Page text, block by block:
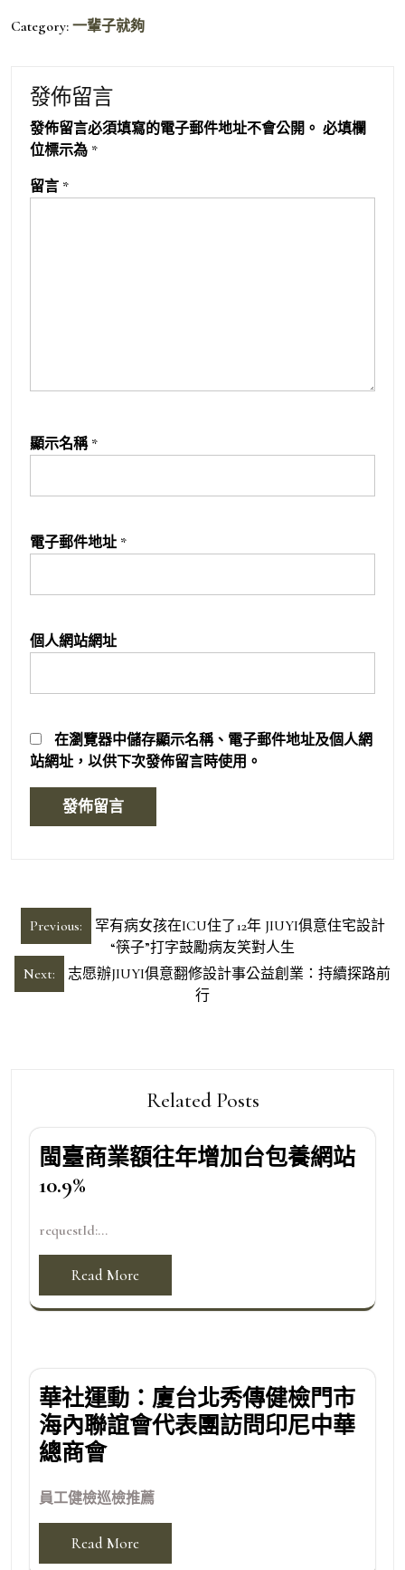
Category: 一輩子就夠
發佈留言
發佈留言必須填寫的電子郵件地址不會公開。 必填欄
位標示為 *
留言 *
顯示名稱 *
電子郵件地址 *
個人網站網址
在瀏覽器中儲存顯示名稱、電子郵件地址及個人網
站網址，以供下次發佈留言時使用。
文
章
導
Previous:
罕有病女孩在ICU住了12年 JIUYI俱意住宅設計
“筷子”打字鼓勵病友笑對人生
Next:
志愿辦JIUYI俱意翻修設計事公益創業：持續探路前
行
Related Posts
閩臺商業額往年增加台包養網站
10.9%
requestId:...
Read More
華社運動：廈台北秀傳健檢門市
海內聯誼會代表團訪問印尼中華
總商會
員工健檢巡檢推薦
Read More